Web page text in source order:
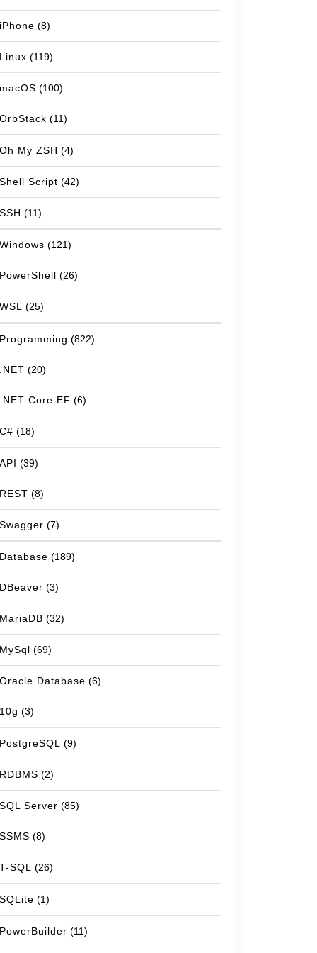
iPhone (8)
Linux (119)
macOS (100)
OrbStack (11)
Oh My ZSH (4)
Shell Script (42)
SSH (11)
Windows (121)
PowerShell (26)
WSL (25)
Programming (822)
.NET (20)
.NET Core EF (6)
C# (18)
API (39)
REST (8)
Swagger (7)
Database (189)
DBeaver (3)
MariaDB (32)
MySql (69)
Oracle Database (6)
10g (3)
PostgreSQL (9)
RDBMS (2)
SQL Server (85)
SSMS (8)
T-SQL (26)
SQLite (1)
PowerBuilder (11)